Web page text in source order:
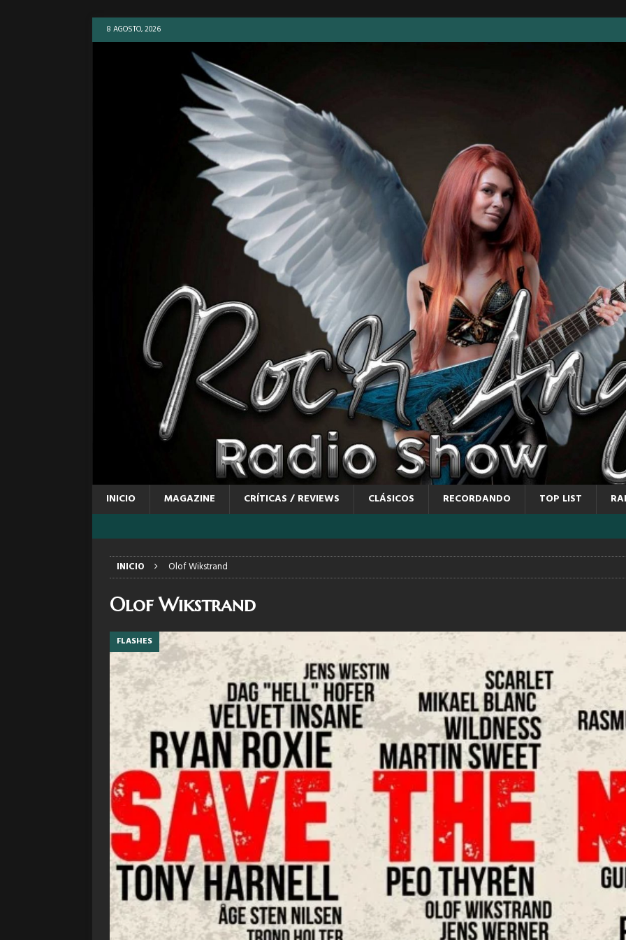
8 AGOSTO, 2026
INICIO MAGAZINE CRÍTICAS / REVIEWS CLÁSICOS RECORDANDO TOP LIST
INICIO Olof Wikstrand
Olof Wikstrand
FLASHES